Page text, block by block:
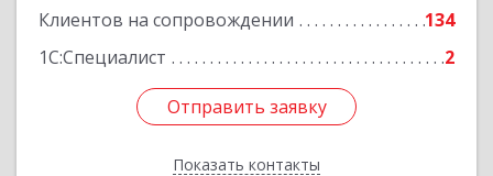
Клиентов на сопровождении
134
1С:Специалист
2
Отправить заявку
Показать контакты
Отправить заявку
Назад